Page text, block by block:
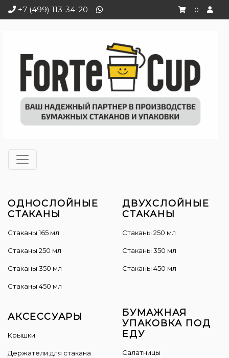
+7 (499) 113-34-20 0
ОДНОСЛОЙНЫЕ
СТАКАНЫ
Стаканы 165 мл
Стаканы 250 мл
Стаканы 350 мл
Стаканы 450 мл
ДВУХСЛОЙНЫЕ
СТАКАНЫ
Cтаканы 250 мл
Стаканы 350 мл
Стаканы 450 мл
АКСЕССУАРЫ
Крышки
Держатели для стакана
БУМАЖНАЯ
УПАКОВКА ПОД
ЕДУ
Салатницы